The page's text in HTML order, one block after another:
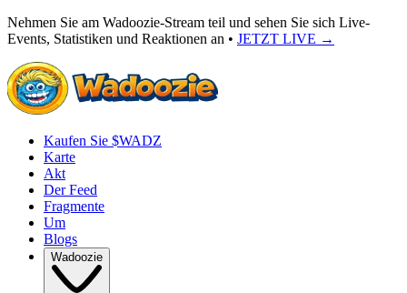
Nehmen Sie am Wadoozie-Stream teil und sehen Sie sich Live-
Events, Statistiken und Reaktionen an • JETZT LIVE →
Kaufen Sie $WADZ
Karte
Akt
Der Feed
Fragmente
Um
Blogs
Wadoozie